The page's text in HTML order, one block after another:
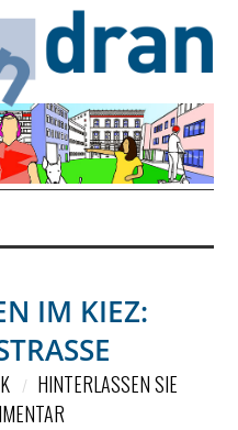
IM KIEZ: K
HINTERLASSEN SIE